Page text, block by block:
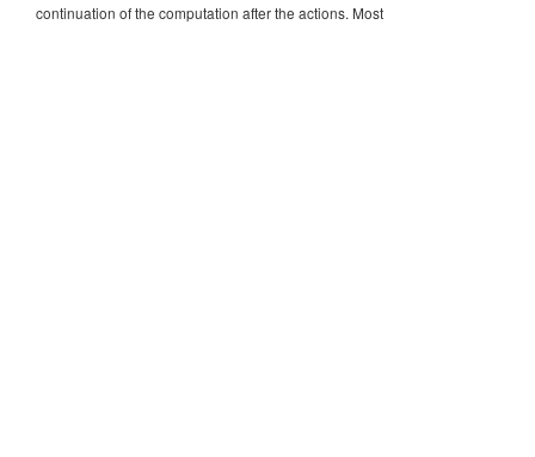
continuation of the computation after the actions. Most